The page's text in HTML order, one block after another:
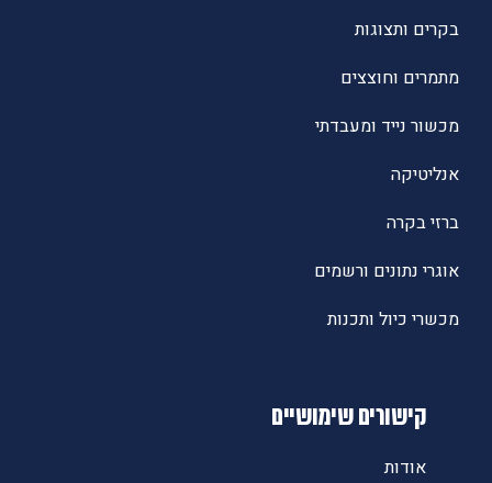
בקרים ותצוגות
מתמרים וחוצצים
מכשור נייד ומעבדתי
אנליטיקה
ברזי בקרה
אוגרי נתונים ורשמים
מכשרי כיול ותכנות
קישורים שימושיים
אודות